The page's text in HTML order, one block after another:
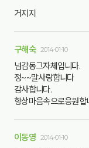
거지지
구해숙 2014-01-10
넘감동그자체입니다.
정~~말사랑합니다
감사합니다.
항상마음속으로응원합
이동영 2014-01-10